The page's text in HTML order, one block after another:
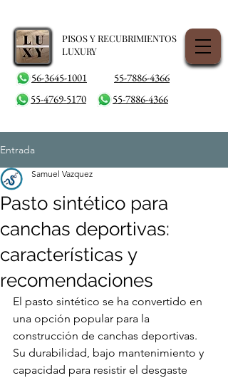
PISOS Y RECUBRIMIENTOS
LUXURY
56-3645-1001
55-7886-4366
55-4769-5170
55-7886-4366
Entrada
Pasto sintético para
canchas deportivas:
características y
recomendaciones
Samuel Vazquez
El pasto sintético se ha convertido en
una opción popular para la
construcción de canchas deportivas.
Su durabilidad, bajo mantenimiento y
capacidad para resistir el desgaste